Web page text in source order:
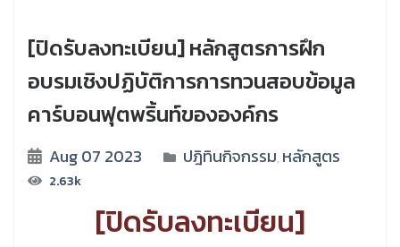
[ปิดรับลงทะเบียน] หลักสูตรการฝึก
อบรมเชิงปฏิบัติการการทวนสอบข้อมูล
คาร์บอนฟุตพริ้นท์ขององค์กร
Aug 07 2023 ปฎิทินกิจกรรม, หลักสูตร
2.63k
[ปิดรับลงทะเบียน]